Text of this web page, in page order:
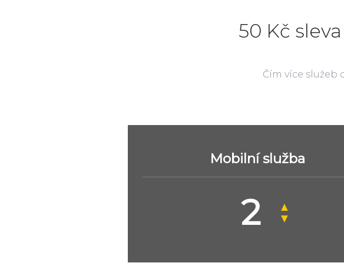
50 Kč
Čím více služeb
Mobilní služba
▲
▼